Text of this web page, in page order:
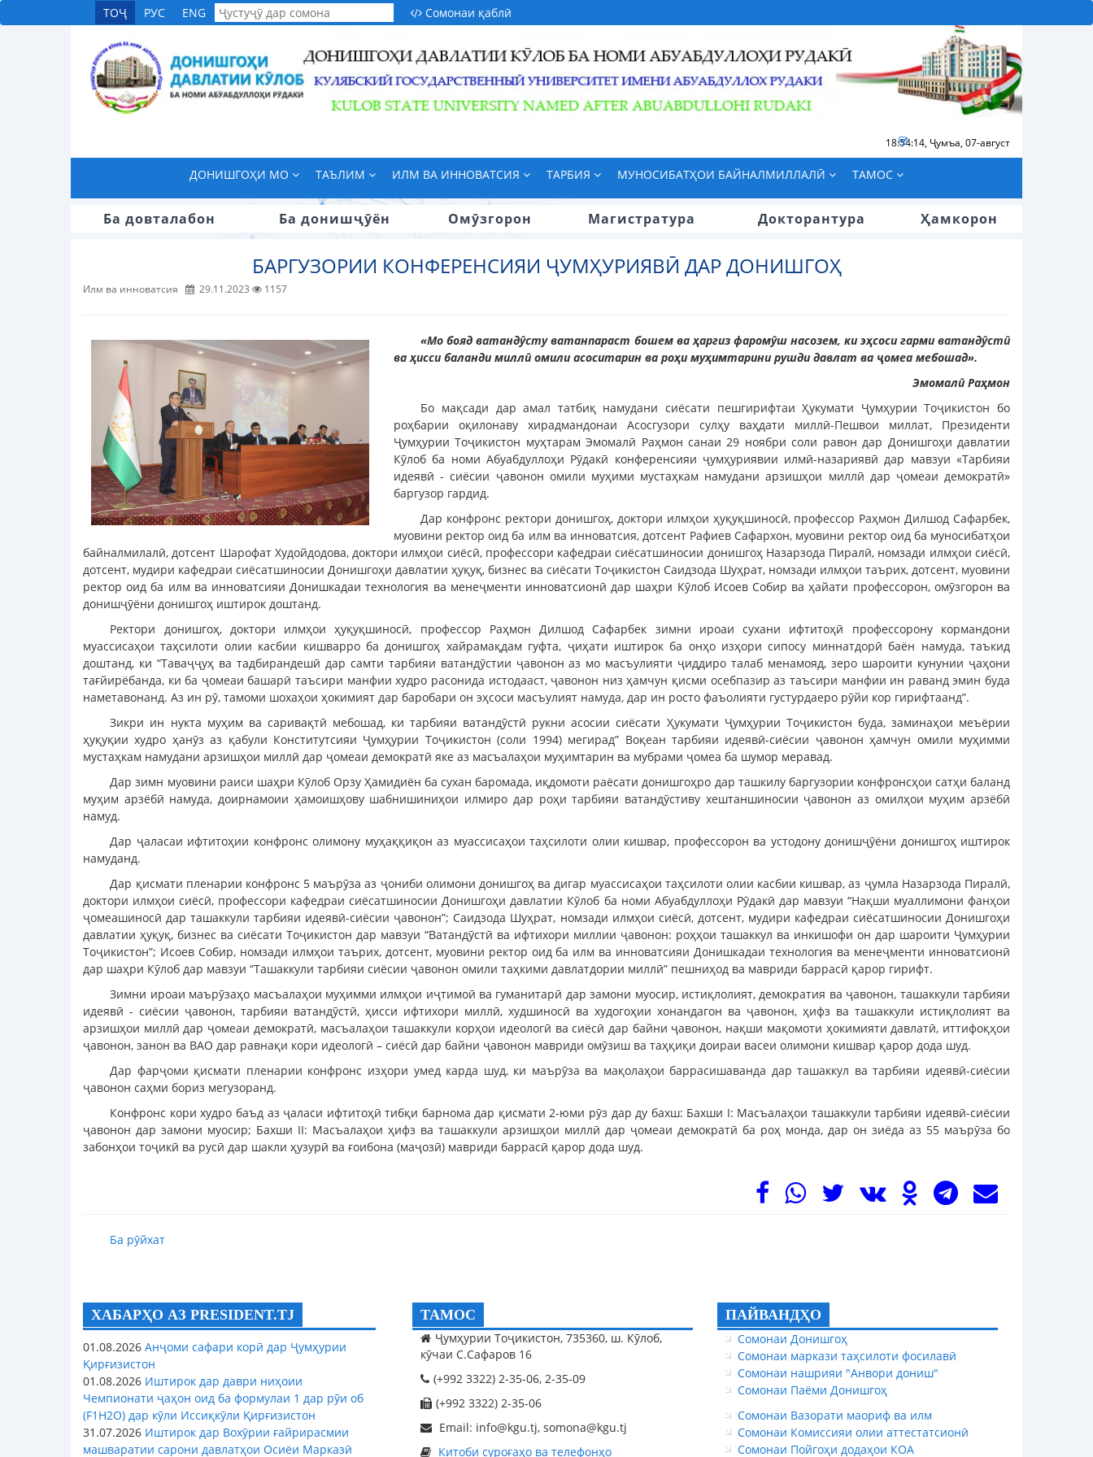
ТОҶ РУС ENG Сомонаи қаблӣ
18:54:15, Ҷумъа, 07-август
ДОНИШГОҲИ МО ТАЪЛИМ ИЛМ ВА ИННОВАТСИЯ ТАРБИЯ МУНОСИБАТҲОИ БАЙНАЛМИЛЛАЛӢ ТАМОС
Ба довталабон Ба донишҷӯён Омӯзгорон Магистратура Докторантура Ҳамкорон
БАРГУЗОРИИ КОНФЕРЕНСИЯИ ҶУМҲУРИЯВӢ ДАР ДОНИШГОҲ
Илм ва инноватсия 29.11.2023 1157
«Мо бояд ватандӯсту ватанпараст бошем ва ҳаргиз фаромӯш насозем, ки эҳсоси гарми ватандӯстӣ
ва ҳисси баланди миллӣ омили асоситарин ва роҳи муҳимтарини рушди давлат ва ҷомеа мебошад».
Эмомалӣ Раҳмон
Бо мақсади дар амал татбиқ намудани сиёсати пешгирифтаи Ҳукумати Ҷумҳурии Тоҷикистон бо
роҳбарии оқилонаву хирадмандонаи Асосгузори сулҳу ваҳдати миллӣ-Пешвои миллат, Президенти
Ҷумҳурии Тоҷикистон муҳтарам Эмомалӣ Раҳмон санаи 29 ноябри соли равон дар Донишгоҳи давлатии
Кӯлоб ба номи Абуабдуллоҳи Рӯдакӣ конференсияи ҷумҳуриявии илмӣ-назариявӣ дар мавзуи «Тарбияи
идеявӣ - сиёсии ҷавонон омили муҳими мустаҳкам намудани арзишҳои миллӣ дар ҷомеаи демократӣ»
баргузор гардид.
Дар конфронс ректори донишгоҳ, доктори илмҳои ҳуқуқшиносӣ, профессор Раҳмон Дилшод Сафарбек,
муовини ректор оид ба илм ва инноватсия, дотсент Рафиев Сафархон, муовини ректор оид ба муносибатҳои
байналмилалӣ, дотсент Шарофат Худойдодова, доктори илмҳои сиёсӣ, профессори кафедраи сиёсатшиносии донишгоҳ Назарзода Пиралӣ, номзади илмҳои сиёсӣ,
дотсент, мудири кафедраи сиёсатшиносии Донишгоҳи давлатии ҳуқуқ, бизнес ва сиёсати Тоҷикистон Саидзода Шуҳрат, номзади илмҳои таърих, дотсент, муовини
ректор оид ба илм ва инноватсияи Донишкадаи технология ва менеҷменти инноватсионӣ дар шаҳри Кӯлоб Исоев Собир ва ҳайати профессорон, омӯзгорон ва
донишҷӯёни донишгоҳ иштирок доштанд.
Ректори донишгоҳ, доктори илмҳои ҳуқуқшиносӣ, профессор Раҳмон Дилшод Сафарбек зимни ироаи сухани ифтитоҳӣ профессорону кормандони
муассисаҳои таҳсилоти олии касбии кишварро ба донишгоҳ хайрамақдам гуфта, ҷиҳати иштирок ба онҳо изҳори сипосу миннатдорӣ баён намуда, таъкид
доштанд, ки “Таваҷҷуҳ ва тадбирандешӣ дар самти тарбияи ватандӯстии ҷавонон аз мо масъулияти ҷиддиро талаб менамояд, зеро шароити кунунии ҷаҳони
тағйирёбанда, ки ба ҷомеаи башарӣ таъсири манфии худро расонида истодааст, ҷавонон низ ҳамчун қисми осебпазир аз таъсири манфии ин раванд эмин буда
наметавонанд. Аз ин рӯ, тамоми шохаҳои ҳокимият дар баробари он эҳсоси масъулият намуда, дар ин росто фаъолияти густурдаеро рӯйи кор гирифтаанд”.
Зикри ин нукта муҳим ва саривақтӣ мебошад, ки тарбияи ватандӯстӣ рукни асосии сиёсати Ҳукумати Ҷумҳурии Тоҷикистон буда, заминаҳои меъёрии
ҳуқуқии худро ҳанӯз аз қабули Конститутсияи Ҷумҳурии Тоҷикистон (соли 1994) мегирад” Воқеан тарбияи идеявӣ-сиёсии ҷавонон ҳамчун омили муҳимми
мустаҳкам намудани арзишҳои миллӣ дар ҷомеаи демократӣ яке аз масъалаҳои муҳимтарин ва мубрами ҷомеа ба шумор меравад.
Дар зимн муовини раиси шаҳри Кӯлоб Орзу Ҳамидиён ба сухан баромада, иқдомоти раёсати донишгоҳро дар ташкилу баргузории конфронсҳои сатҳи баланд
муҳим арзёбӣ намуда, доирнамоии ҳамоишҳову шабнишиниҳои илмиро дар роҳи тарбияи ватандӯстиву хештаншиносии ҷавонон аз омилҳои муҳим арзёбӣ
намуд.
Дар ҷаласаи ифтитоҳии конфронс олимону муҳаққиқон аз муассисаҳои таҳсилоти олии кишвар, профессорон ва устодону донишҷӯёни донишгоҳ иштирок
намуданд.
Дар қисмати пленарии конфронс 5 маърӯза аз ҷониби олимони донишгоҳ ва дигар муассисаҳои таҳсилоти олии касбии кишвар, аз ҷумла Назарзода Пиралӣ,
доктори илмҳои сиёсӣ, профессори кафедраи сиёсатшиносии Донишгоҳи давлатии Кӯлоб ба номи Абуабдуллоҳи Рӯдакӣ дар мавзуи “Нақши муаллимони фанҳои
ҷомеашиносӣ дар ташаккули тарбияи идеявӣ-сиёсии ҷавонон”; Саидзода Шуҳрат, номзади илмҳои сиёсӣ, дотсент, мудири кафедраи сиёсатшиносии Донишгоҳи
давлатии ҳуқуқ, бизнес ва сиёсати Тоҷикистон дар мавзуи “Ватандӯстӣ ва ифтихори миллии ҷавонон: роҳҳои ташаккул ва инкишофи он дар шароити Ҷумҳурии
Тоҷикистон”; Исоев Собир, номзади илмҳои таърих, дотсент, муовини ректор оид ба илм ва инноватсияи Донишкадаи технология ва менеҷменти инноватсионӣ
дар шаҳри Кӯлоб дар мавзуи “Ташаккули тарбияи сиёсии ҷавонон омили таҳкими давлатдории миллӣ” пешниҳод ва мавриди баррасӣ қарор гирифт.
Зимни ироаи маърӯзаҳо масъалаҳои муҳимми илмҳои иҷтимоӣ ва гуманитарӣ дар замони муосир, истиқлолият, демократия ва ҷавонон, ташаккули тарбияи
идеявӣ - сиёсии ҷавонон, тарбияи ватандӯстӣ, ҳисси ифтихори миллӣ, худшиносӣ ва худогоҳии хонандагон ва ҷавонон, ҳифз ва ташаккули истиқлолият ва
арзишҳои миллӣ дар ҷомеаи демократӣ, масъалаҳои ташаккули корҳои идеологӣ ва сиёсӣ дар байни ҷавонон, нақши мақомоти ҳокимияти давлатӣ, иттифоқҳои
ҷавонон, занон ва ВАО дар равнақи кори идеологӣ – сиёсӣ дар байни ҷавонон мавриди омӯзиш ва таҳқиқи доираи васеи олимони кишвар қарор дода шуд.
Дар фарҷоми қисмати пленарии конфронс изҳори умед карда шуд, ки маърӯза ва мақолаҳои баррасишаванда дар ташаккул ва тарбияи идеявӣ-cиёсии
ҷавонон саҳми бориз мегузоранд.
Конфронс кори худро баъд аз ҷаласи ифтитоҳӣ тибқи барнома дар қисмати 2-юми рӯз дар ду бахш: Бахши I: Масъалаҳои ташаккули тарбияи идеявӣ-сиёсии
ҷавонон дар замони муосир; Бахши II: Масъалаҳои ҳифз ва ташаккули арзишҳои миллӣ дар ҷомеаи демократӣ ба роҳ монда, дар он зиёда аз 55 маърӯза бо
забонҳои тоҷикӣ ва русӣ дар шакли ҳузурӣ ва ғоибона (маҷозӣ) мавриди баррасӣ қарор дода шуд.
Ба рӯйхат
ХАБАРҲО АЗ PRESIDENT.TJ
01.08.2026 Анҷоми сафари корӣ дар Ҷумҳурии
Қирғизистон
01.08.2026 Иштирок дар даври ниҳоии
Чемпионати ҷаҳон оид ба формулаи 1 дар рӯи об
(F1H2O) дар кӯли Иссиқкӯли Қирғизистон
31.07.2026 Иштирок дар Вохӯрии ғайрирасмии
машваратии сарони давлатҳои Осиёи Марказӣ
ТАМОС
Ҷумҳурии Тоҷикистон, 735360, ш. Кӯлоб,
кӯчаи С.Сафаров 16
(+992 3322) 2-35-06, 2-35-09
(+992 3322) 2-35-06
Email: info@kgu.tj, somona@kgu.tj
Китоби суроғаҳо ва телефонҳо
ПАЙВАНДҲО
Сомонаи Донишгоҳ
Сомонаи маркази таҳсилоти фосилавӣ
Сомонаи нашрияи "Анвори дониш"
Сомонаи Паёми Донишгоҳ
Сомонаи Вазорати маориф ва илм
Сомонаи Комиссияи олии аттестатсионӣ
Сомонаи Пойгоҳи додаҳои КОА